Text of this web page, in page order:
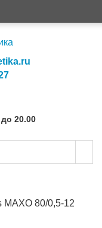
20.00
MAXO 80/0,5-12